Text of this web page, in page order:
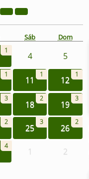
Sáb Dom
1
4 5
1
11
1
12
1
3
18
2
19
3
2
25
3
26
2
4
1 2